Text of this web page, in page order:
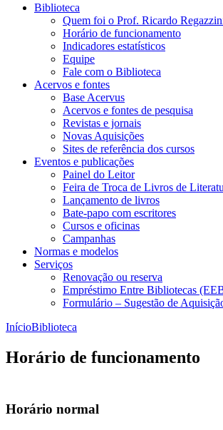
Biblioteca
Quem foi o Prof. Ricardo
Horário de funcionamento
Indicadores estatísticos
Equipe
Fale com o Biblioteca
Acervos e fontes
Base Acervus
Acervos e fontes de pesquisa
Revistas e jornais
Novas Aquisições
Sites de referência dos cursos
Eventos e publicações
Painel do Leitor
Feira de Troca de Livros de
Lançamento de livros
Bate-papo com escritores
Cursos e oficinas
Campanhas
Normas e modelos
Serviços
Renovação ou reserva
Empréstimo Entre Bibliotecas
Formulário – Sugestão de
InícioBiblioteca
Horário de funcionamento
Horário normal